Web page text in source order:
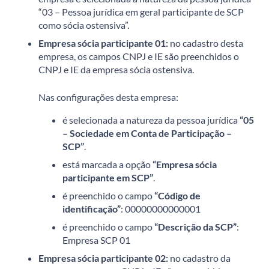
“03 – Pessoa jurídica em geral participante de SCP
como sócia ostensiva”.
Empresa sócia participante 01: no cadastro desta
empresa, os campos CNPJ e IE são preenchidos o
CNPJ e IE da empresa sócia ostensiva.
Nas configurações desta empresa:
é selecionada a natureza da pessoa jurídica“05
– Sociedade em Conta de Participação –
SCP”.
está marcada a opção“Empresa sócia
participante em SCP”.
é preenchido o campo“Código de
identificação”: 00000000000001
é preenchido o campo“Descrição da SCP”:
Empresa SCP 01
Empresa sócia participante 02: no cadastro da